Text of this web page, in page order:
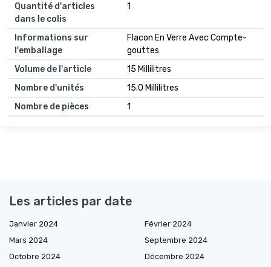
Quantité d'articles
dans le colis
1
Informations sur
l'emballage
Flacon En Verre Avec Compte-
gouttes
Volume de l'article
15 Millilitres
Nombre d'unités
15.0 Millilitres
Nombre de pièces
1
Les articles par date
Janvier 2024
Février 2024
Mars 2024
Septembre 2024
Octobre 2024
Décembre 2024